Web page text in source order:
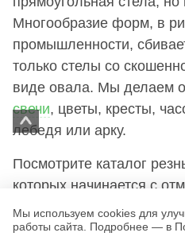
Многообразие форм, в
промышленности,
только стелы со
виде овала. Мы делаем
свечи, цветы, кресты,
лебедя или арку.
Посмотрите каталог
которых начинается с
Если на фото указана
вам не придётся ожидать
Мы используем cookies для
работы сайта. Подробнее — в